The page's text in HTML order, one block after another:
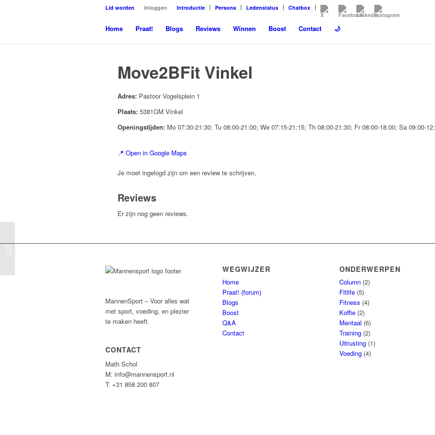
Lid worden Inloggen Introductie Persona Ledenstatus Chatbox
Home Praat! Blogs Reviews Winnen Boost Contact 🌙
Move2BFit Vinkel
Adres: Pastoor Vogelsplein 1
Plaats: 5381GM Vinkel
Openingstijden: Mo 07:30-21:30; Tu 08:00-21:00; We 07:15-21:15; Th 08:00-21:30; Fr 08:00-18:00; Sa 09:00-
📍 Open in Google Maps
Je moet ingelogd zijn om een review te schrijven.
Reviews
Er zijn nog geen reviews.
MannenSport – Voor alles wat
met sport, voeding, en plezier
te maken heeft.
CONTACT
Math Schol
M: info@mannensport.nl
T: +31 858 200 807
WEGWIJZER
Home
Praat! (forum)
Blogs
Boost
Q&A
Contact
ONDERWERPEN
Column (2)
Fitlife (5)
Fitness (4)
Koffie (2)
Mentaal (6)
Training (2)
Uitrusting (1)
Voeding (4)